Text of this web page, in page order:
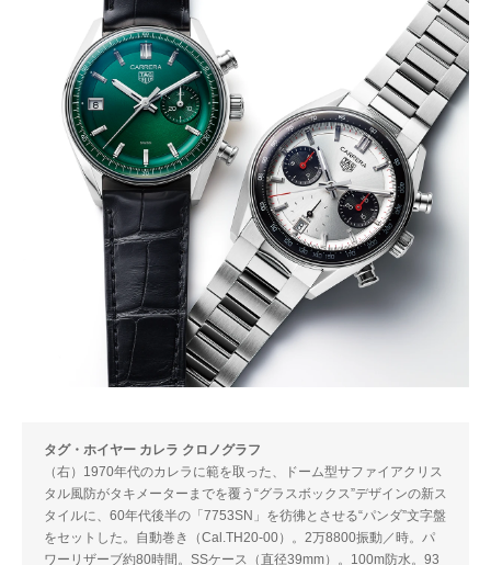
タグ・ホイヤー カレラ クロノグラフ
（右）1970年代のカレラに範を取った、ドーム型サファイアクリス
タル風防がタキメーターまでを覆う“グラスボックス”デザインの新ス
タイルに、60年代後半の「7753SN」を彷彿とさせる“パンダ”文字盤
をセットした。自動巻き（Cal.TH20-00）。2万8800振動／時。パ
ワーリザーブ約80時間。SSケース（直径39mm）。100m防水。93